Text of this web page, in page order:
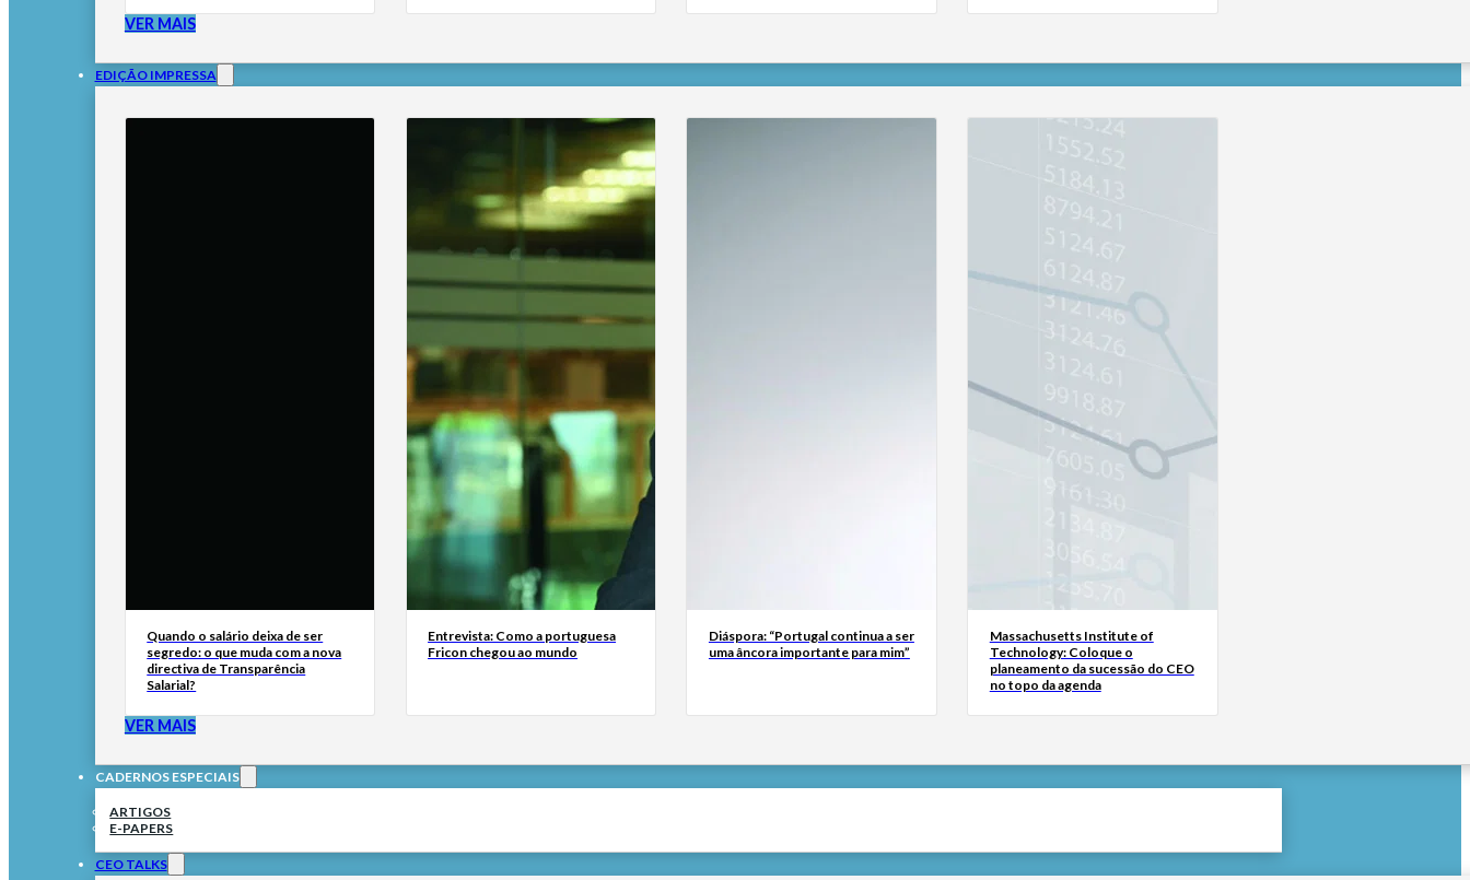
VER MAIS
EDIÇÃO IMPRESSA
Quando o salário deixa de ser
segredo: o que muda com a nova
directiva de Transparência
Salarial?
Entrevista: Como a portuguesa
Fricon chegou ao mundo
Diáspora: “Portugal continua a ser
uma âncora importante para mim”
Massachusetts Institute of
Technology: Coloque o
planeamento da sucessão do CEO
no topo da agenda
VER MAIS
CADERNOS ESPECIAIS
ARTIGOS
E-PAPERS
CEO TALKS